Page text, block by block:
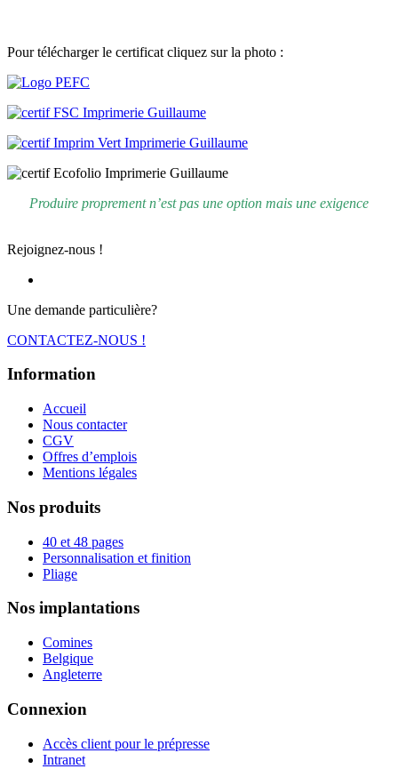
Pour télécharger le certificat cliquez sur la photo :
Produire proprement n’est pas une option mais une exigence
Rejoignez-nous !
Une demande particulière?
CONTACTEZ-NOUS !
Information
Accueil
Nous contacter
CGV
Offres d’emplois
Mentions légales
Nos produits
40 et 48 pages
Personnalisation et finition
Pliage
Nos implantations
Comines
Belgique
Angleterre
Connexion
Accès client pour le prépresse
Intranet